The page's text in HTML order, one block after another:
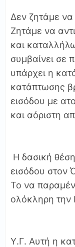
Δεν ζητάμε να
Ζητάμε να
και
συμβαίνει σε
υπάρχει η
κατάπτωσης
εισόδου με
και αόριστη
Η δασική
εισόδου στον
Το να
ολόκληρη την
Υ.Γ. Αυτή η